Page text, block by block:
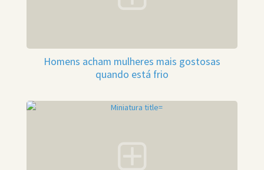
Homens acham mulheres mais gostosas
quando está frio